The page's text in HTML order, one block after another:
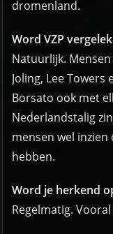
dromenland.
Word VZP
Natuurlijk.
Joling, Lee
Borsato ook met
Nederlandstalig
mensen wel inzien
hebben.
Word je herkend
Regelmatig.